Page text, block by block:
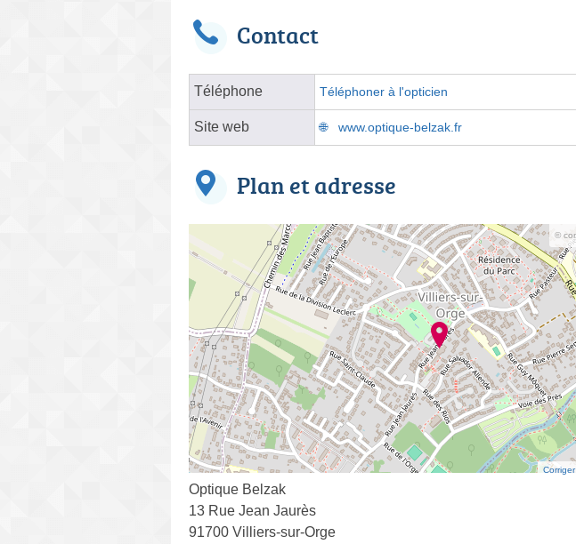
Contact
Téléphone Téléphoner à l'opticien
Site web www.optique-belzak.fr
Plan et adresse
©
Optique Belzak
13 Rue Jean Jaurès
91700 Villiers-sur-Orge